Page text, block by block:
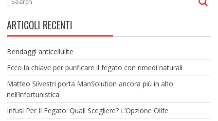
ARTICOLI RECENTI
Bendaggi anticellulite
Ecco la chiave per purificare il fegato con rimedi naturali
Matteo Silvestri porta ManSolution ancora più in alto
nell’infortunistica
Infusi Per Il Fegato: Quali Scegliere? L’Opzione Olife